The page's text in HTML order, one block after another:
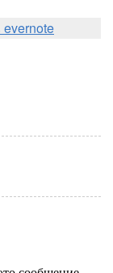
evernote